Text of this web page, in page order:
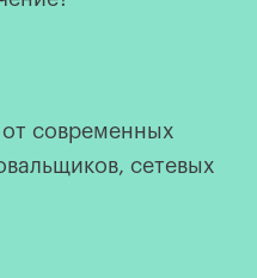
современных
сетевых